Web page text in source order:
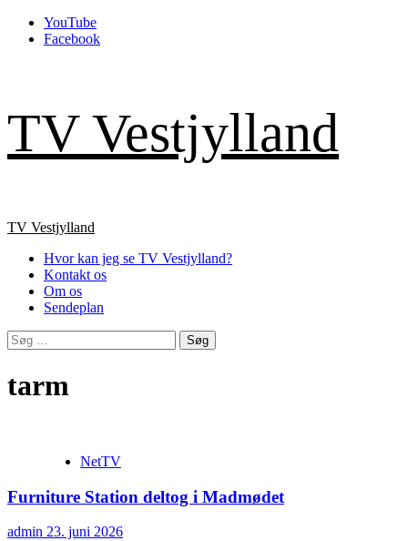
Skip
YouTube
Facebook
TV Vestjylland
Primary
TV Vestjylland
Hvor kan jeg se TV Vestjylland?
Kontakt os
Om os
Sendeplan
Søg
efter:
tarm
NetTV
Furniture Station deltog i Madmødet
admin 23. juni 2026